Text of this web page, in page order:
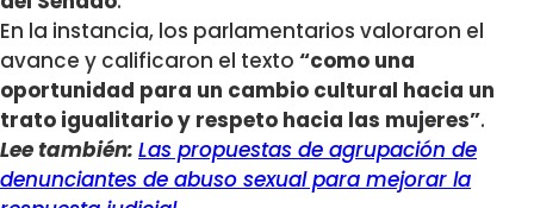
En la instancia, los parlamentarios valoraron el
avance y calificaron el texto “como una
oportunidad para un cambio cultural hacia un
trato igualitario y respeto hacia las mujeres”.
Lee también: Las propuestas de agrupación de
denunciantes de abuso sexual para mejorar la